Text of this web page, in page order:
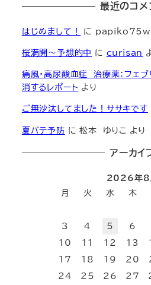
最近のコメ
はじめまして！ に
桜満開～予想的中 に curisan
痛風・高尿酸血症 治療薬：フェブ
消するレポート より
ご無沙汰してました！ササキです
夏バテ予防 に松本 ゆりこ より
アーカイ
2026年8
月
火 水 木
3
4 5 6
10
11 12 13
17
18 19 20
24
25 26 27